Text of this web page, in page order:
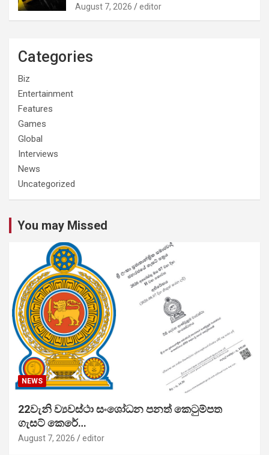
August 7, 2026 editor
Categories
Biz
Entertainment
Features
Games
Global
Interviews
News
Uncategorized
You may Missed
NEWS
22වැනි ව්‍යවස්ථා සංශෝධන පනත් කෙටුම්පත
ගැසට් කෙරේ…
August 7, 2026 editor